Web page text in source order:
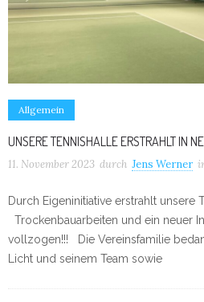
Allgemein
UNSERE TENNISHALLE ERSTRAHLT IN
11. November 2023 durch Jens Werner
Durch Eigeninitiative erstrahlt unsere
Trockenbauarbeiten und ein neuer
vollzogen!!! Die Vereinsfamilie
Licht und seinem Team sowie